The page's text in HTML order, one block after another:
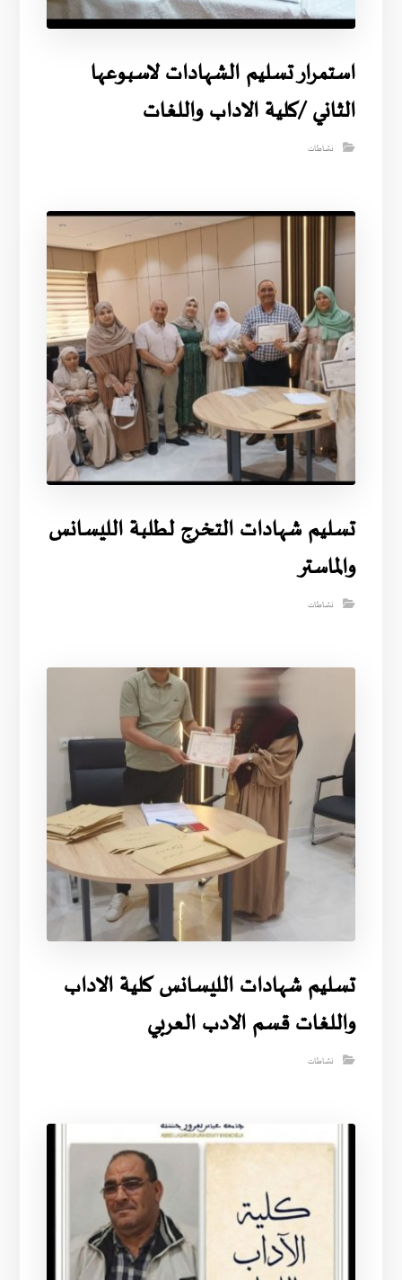
استمرار تسليم الشهادات لاسبوعها
الثاني /كلية الاداب واللغات
نشاطات
تسليم شهادات التخرج لطلبة الليسانس
والماستر
نشاطات
تسليم شهادات الليسانس كلية الاداب
واللغات قسم الادب العربي
نشاطات